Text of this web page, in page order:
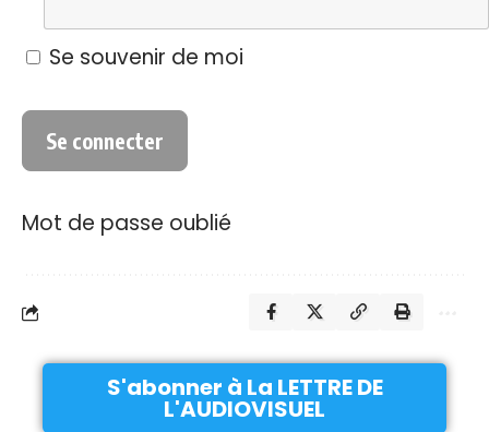
Se souvenir de moi
Mot de passe oublié
S'abonner à La LETTRE DE
L'AUDIOVISUEL